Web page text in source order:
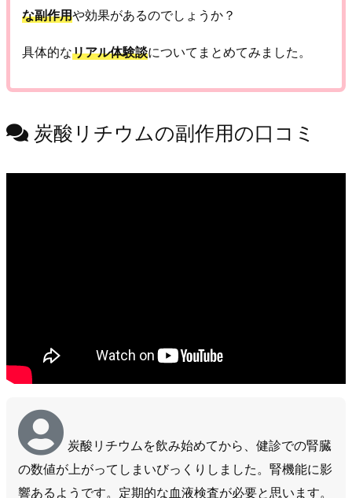
な副作用や効果があるのでしょうか？
具体的なリアル体験談についてまとめてみました。
炭酸リチウムの副作用の口コミ
炭酸リチウムを飲み始めてから、健診での腎臓
の数値が上がってしまいびっくりしました。腎機能に影
響あるようです。定期的な血液検査が必要と思います。